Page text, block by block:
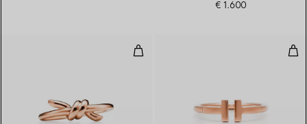
€ 1.600
Anello in oro rosa